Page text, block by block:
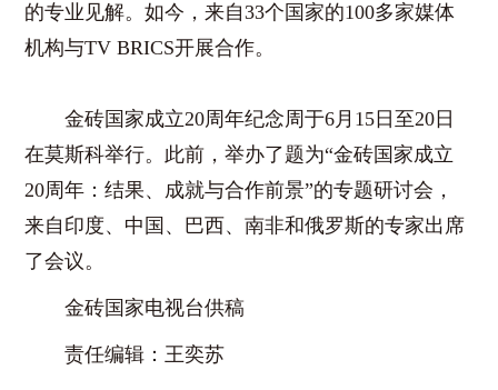
的专业见解。如今，来自33个国家的100多家媒体
机构与TV BRICS开展合作。
金砖国家成立20周年纪念周于6月15日至20日
在莫斯科举行。此前，举办了题为“金砖国家成立
20周年：结果、成就与合作前景”的专题研讨会，
来自印度、中国、巴西、南非和俄罗斯的专家出席
了会议。
金砖国家电视台供稿
责任编辑：王奕苏